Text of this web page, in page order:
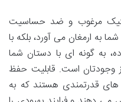
مرغوب و ضد حساسیت
به ارمغان می آورد، بلکه با
به گونه ای با دستان شما
وجودتان است. قابلیت حفظ
قدرتمندی هستند که به